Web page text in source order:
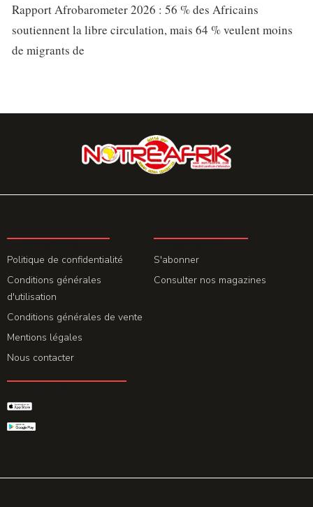
Rapport Afrobarometer 2026 : 56 % des Africains
soutiennent la libre circulation, mais 64 % veulent moins
de migrants de
Politique de confidentialité
Conditions générales
d'utilisation
Conditions générales de vente
Mentions légales
Nous contacter
S'abonner
Consulter nos magazines